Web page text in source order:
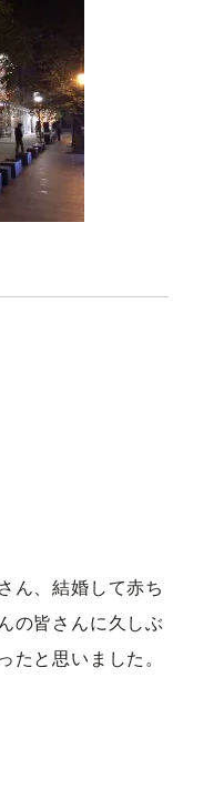
ん、結婚して赤ち
の皆さんに久しぶ
たと思いました。